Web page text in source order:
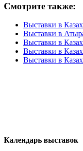
Смотрите также:
Выставки в
Выставки в
Выставки в
Выставки в
Выставки в
Календарь выставок